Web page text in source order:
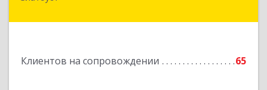
Клиентов на сопровождении 65